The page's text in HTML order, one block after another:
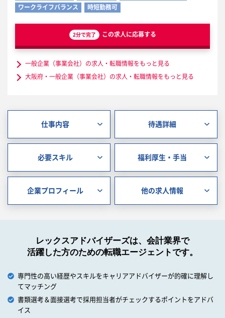
ワークライフバランス
時短勤務可
2分で完了 この求人に応募する
一般企業（事業会社）の求人・転職情報をもっと見る
大阪府・一般企業（事業会社）の求人・転職情報をもっと見る
仕事内容 待遇詳細
必要スキル 福利厚生・手当
企業プロフィール 他の求人情報
レックスアドバイザーズは、会計業界で
活躍した方のための転職エージェントです。
専門性の高い経歴やスキルをキャリアアドバイザーが的確に理解し
てマッチング
書類選考＆面接選考で採用担当者がチェックするポイントをアドバ
イス